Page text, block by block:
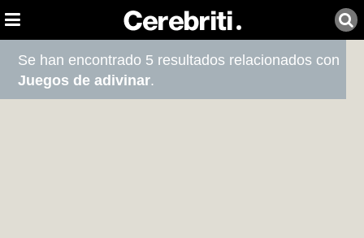
Se han encontrado 5 resultados relacionados con
Juegos de adivinar.